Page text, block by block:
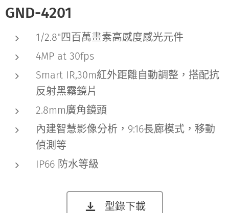
GND-4201
1/2.8"四百萬畫素高感度感光元件
4MP at 30fps
Smart IR,30m紅外距離自動調整，搭配抗
反射黑霧鏡片
2.8mm廣角鏡頭
內建智慧影像分析，9:16長廊模式，移動
偵測等
IP66 防水等級
型錄下載